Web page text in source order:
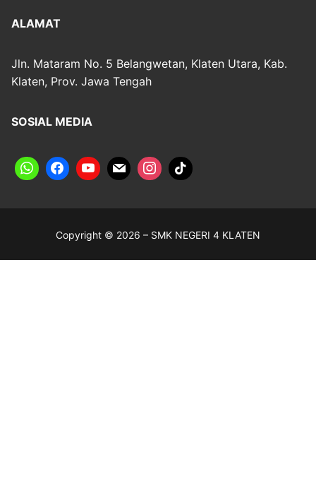
ALAMAT
Jln. Mataram No. 5 Belangwetan, Klaten Utara, Kab.
Klaten, Prov. Jawa Tengah
SOSIAL MEDIA
Copyright © 2026 – SMK NEGERI 4 KLATEN